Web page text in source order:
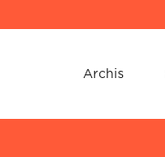
Archis